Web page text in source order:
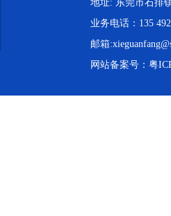
地址: 东莞市石排
业务电话：135
邮箱
网站备案号： 粤